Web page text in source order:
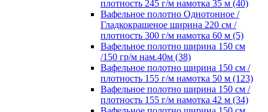
плотность 245 г/м намотка 35 м (40)
Вафельное полотно Однотонное /
Гладкокрашеное ширина 220 см /
плотность 300 г/м намотка 60 м (5)
Вафельное полотно ширина 150 см
/150 гр/м нам.40м (38)
Вафельное полотно ширина 150 см /
плотность 155 г/м намотка 50 м (123)
Вафельное полотно ширина 150 см /
плотность 155 г/м намотка 42 м (34)